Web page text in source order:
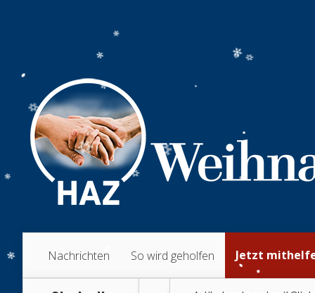
Nachrichten So wird geholfen Jetzt